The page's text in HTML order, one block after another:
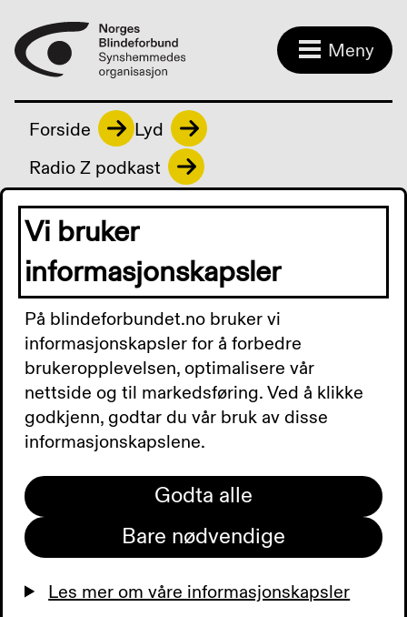
Meny
Forside
Lyd
Radio Z podkast
Radio Z podkast
Radio Z Podkast 20.
oktober 2025: 238
millioner kroner til årets TV-
aksjon. Kaffe, muffins og
hjelpemidler – bli med oss
på synskafe i Kristiansand.
Tilbud der du bor. Dagens
aviser.
0:00
Vi bruker
informasjonskapsler
På blindeforbundet.no bruker vi
informasjonskapsler for å forbedre
brukeropplevelsen, optimalisere vår
nettside og til markedsføring. Ved å klikke
godkjenn, godtar du vår bruk av disse
informasjonskapslene.
Godta alle
Bare nødvendige
Les mer om våre informasjonskapsler